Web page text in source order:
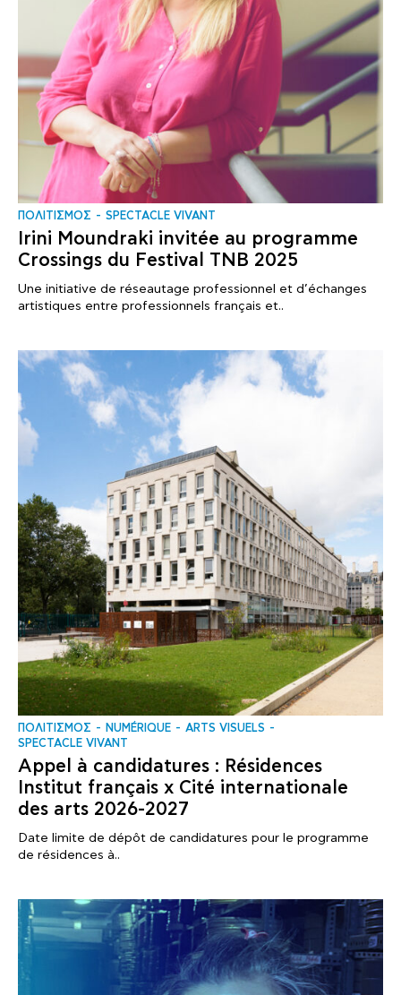
ΠΟΛΙΤΙΣΜΟΣ SPECTACLE VIVANT
Irini Moundraki invitée au programme
Crossings du Festival TNB 2025
Une initiative de réseautage professionnel et d’échanges
artistiques entre professionnels français et..
ΠΟΛΙΤΙΣΜΟΣ NUMÉRIQUE
ARTS VISUELS
SPECTACLE VIVANT
Appel à candidatures : Résidences
Institut français x Cité internationale
des arts 2026-2027
Date limite de dépôt de candidatures pour le programme
de résidences à..